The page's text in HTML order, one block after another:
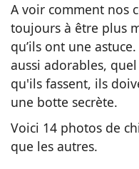
A voir comment nos
toujours à être plus
qu’ils ont une
aussi adorables,
qu'ils fassent, ils
une botte secrète.
Voici 14 photos de
que les autres.